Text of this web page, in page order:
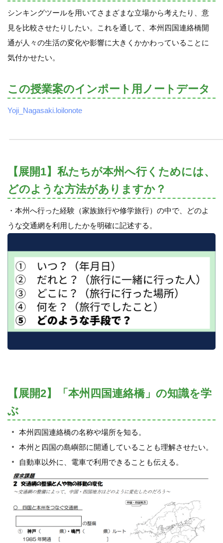
シンキングツールを用いてさまざまな立場から考えたり、意
見を比較させたりしたい。これを通して、本州四国連絡橋開
通が人々の生活の変化や影響に大きくかかわっていることに
気付かせたい。
この授業案のインポート用ノートデータ
Yoji_Nagasaki.loilonote
【展開1】私たちが本州へ行くためには、
どのような方法がありますか？
・本州へ行った経験（家族旅行や修学旅行）の中で、どのよ
うな交通網を利用したかを明確に記述する。
【展開2】「本州四国連絡橋」の知識を学
ぶ
本州四国連絡橋の名称や場所を知る。
本州と四国の島嶼部に開通していることも理解させたい。
自動車以外に、電車で利用できることも伝える。